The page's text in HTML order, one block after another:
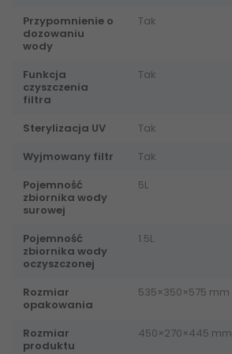
Przypomnienie o
dozowaniu
wody
Tak
Funkcja
czyszczenia
filtra
Tak
Sterylizacja UV
Tak
Wyjmowany filtr
Tak
Pojemność
zbiornika wody
surowej
5L
Pojemność
zbiornika wody
oczyszczonej
1.5L
Rozmiar
opakowania
535×350×575 mm
Rozmiar
produktu
450×270×445 mm